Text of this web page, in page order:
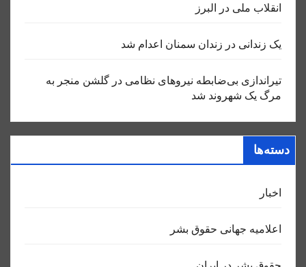
انقلاب ملی در البرز
یک زندانی در زندان سمنان اعدام شد
تیراندازی بی‌ضابطه نیروهای نظامی در گلشن منجر به
مرگ یک شهروند شد
دسته‌ها
اخبار
اعلاميه جهانی حقوق بشر